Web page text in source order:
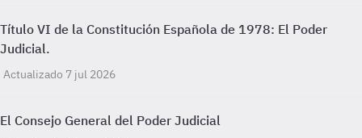
Título VI de la Constitución Española de 1978: El Poder
Judicial.
Actualizado 7 jul 2026
El Consejo General del Poder Judicial